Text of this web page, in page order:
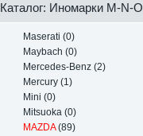
Каталог: Иномарки M-N-O
Maserati (0)
Maybach (0)
Mercedes-Benz (2)
Mercury (1)
Mini (0)
Mitsuoka (0)
MAZDA(89)